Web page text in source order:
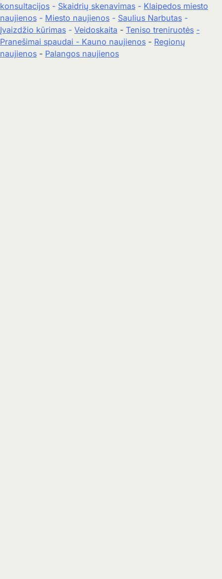
konsultacijos - Skaidrių skenavimas - Klaipedos miesto
naujienos - Miesto naujienos - Saulius Narbutas -
Įvaizdžio kūrimas - Veidoskaita - Teniso treniruotės -
Pranešimai spaudai - Kauno naujienos - Regionų
naujienos - Palangos naujienos